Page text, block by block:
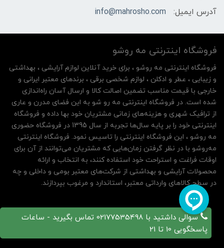
آدرس ایمیل:
info@mahrosho.com
سوالی داشتید با 02177535498 تماس بگیرید - ساعات
پاسخگویی 10 تا 21
فروشگاه اینترنتی مه‌ رو‌شو
فروشگاه اینترنتی مه‌ رو‌شو ، برای خرید آنلاین لوازم آرایشی ، بهداشتی
و زیبایی ، عطر و ادکلن ، لوازم شخصی برقی ، برندهای معتبر ایرانی و
خارجی با قیمت مناسب تضمین اصالت کالا و ارسال آسان راه‌اندازی
شده است. در فروشگاه اینترنتی مه رو شو به این فضای مدرن و عاری
از ترافیک شهری و هزینه‌های زمانی مشتریان خود بها داده و فروشگاه
اینترنتی خود را بر پایه سال‌ها تجربه از سال 1395 در فروشگاه حضوری
مه روشو ، این فروشگاه اینترنتی را تاسیس نمود. فروشگاه اینترنتی
مه‌رو‌شو با در نظر گرفتن زمان‌هایی که مشتریان می‌توانند از آن‌ برای
اوقات فراغت و استراحت خود استفاده کنند، به انتخاب و ارائه
محصولات آرایشی و بهداشتی از شرکت‌های معتبر بومی و داخلی و چه
در سطح کالاهای وارداتی معتبر، استاندارد و مرغوب بپردازند.